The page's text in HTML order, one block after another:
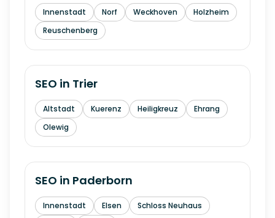
Innenstadt Norf Weckhoven
Holzheim
Reuschenberg
SEO in Trier
Altstadt Kuerenz Heiligkreuz
Ehrang
Olewig
SEO in Paderborn
Innenstadt Elsen
Schloss Neuhaus